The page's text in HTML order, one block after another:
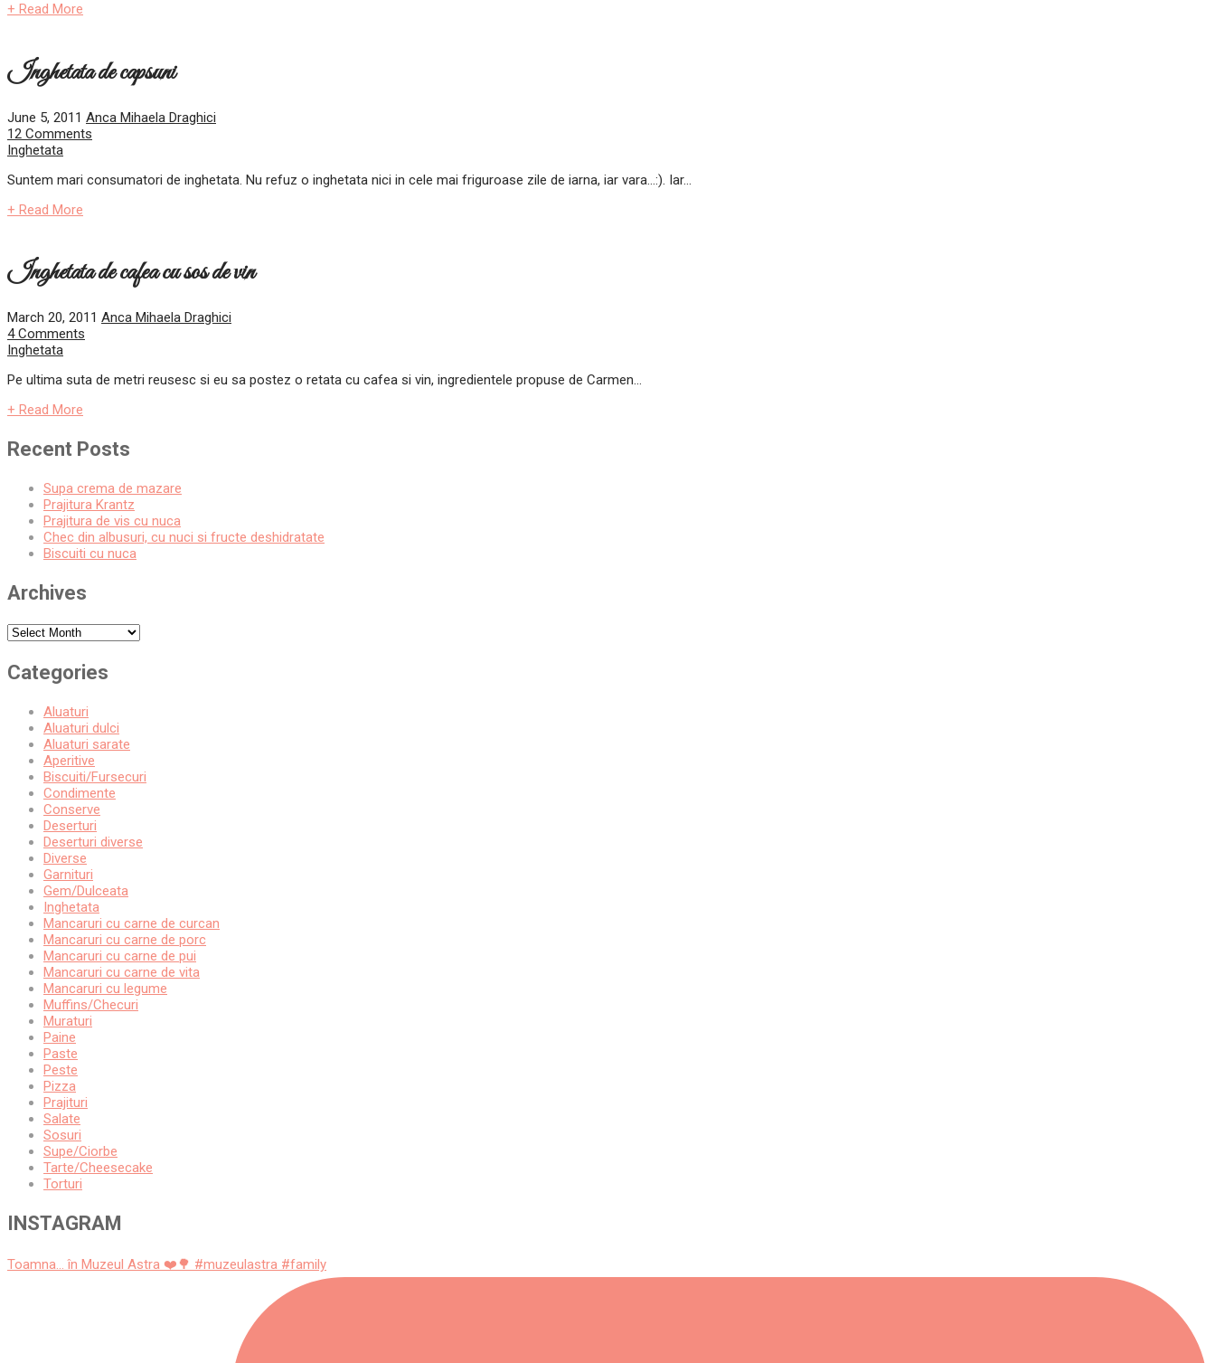
+ Read More
Inghetata de capsuni
June 5, 2011 Anca Mihaela Draghici
12 Comments
Inghetata
Suntem mari consumatori de inghetata. Nu refuz o inghetata nici in cele mai friguroase zile de iarna, iar vara…:). Iar...
+ Read More
Inghetata de cafea cu sos de vin
March 20, 2011 Anca Mihaela Draghici
4 Comments
Inghetata
Pe ultima suta de metri reusesc si eu sa postez o retata cu cafea si vin, ingredientele propuse de Carmen...
+ Read More
Recent Posts
Supa crema de mazare
Prajitura Krantz
Prajitura de vis cu nuca
Chec din albusuri, cu nuci si fructe deshidratate
Biscuiti cu nuca
Archives
Archives
Categories
Aluaturi
Aluaturi dulci
Aluaturi sarate
Aperitive
Biscuiti/Fursecuri
Condimente
Conserve
Deserturi
Deserturi diverse
Diverse
Garnituri
Gem/Dulceata
Inghetata
Mancaruri cu carne de curcan
Mancaruri cu carne de porc
Mancaruri cu carne de pui
Mancaruri cu carne de vita
Mancaruri cu legume
Muffins/Checuri
Muraturi
Paine
Paste
Peste
Pizza
Prajituri
Salate
Sosuri
Supe/Ciorbe
Tarte/Cheesecake
Torturi
INSTAGRAM
Toamna... în Muzeul Astra ❤️🌳 #muzeulastra #family